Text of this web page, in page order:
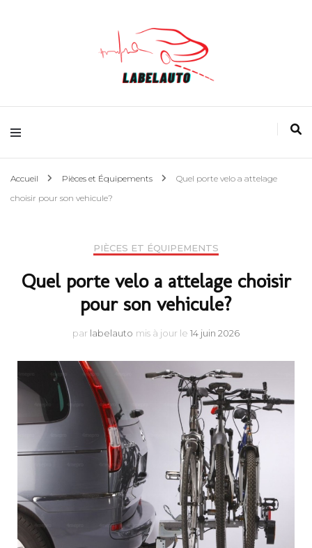
L'actualité Auto
Accueil Pièces et Équipements
Quel porte velo a attelage
choisir pour son vehicule?
PIÈCES ET ÉQUIPEMENTS
Quel porte velo a attelage choisir
pour son vehicule?
par labelauto mis à jour le 14 juin 2026